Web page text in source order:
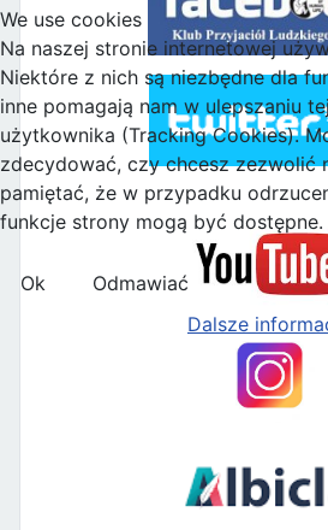
We use cookies
Na naszej stronie internetowej
Niektóre z nich są niezbędne dla
inne pomagają nam w ulepszaniu
użytkownika (Tracking Cookies).
zdecydować, czy chcesz zezwolić
pamiętać, że w przypadku
funkcje strony mogą być dostępne.
Ok
Odmawiać
Dalsze